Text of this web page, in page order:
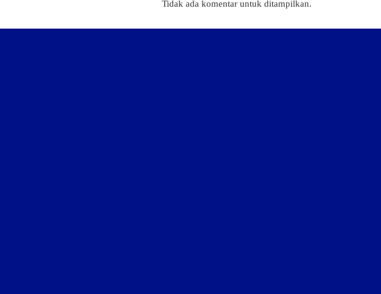
Tidak ada komentar untuk ditampilkan.